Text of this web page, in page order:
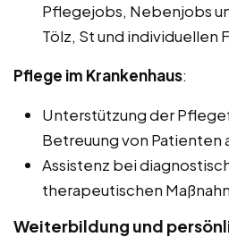
Pflegejobs, Nebenjobs
Tölz, St und individuellen
Pflege im Krankenhaus:
Unterstützung der
Betreuung von Patienten
Assistenz bei
therapeutischen
Weiterbildung und